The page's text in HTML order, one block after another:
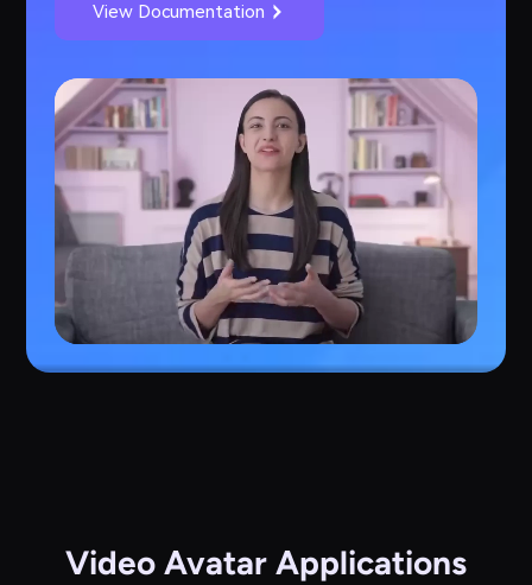
View Documentation
Video Avatar Applications